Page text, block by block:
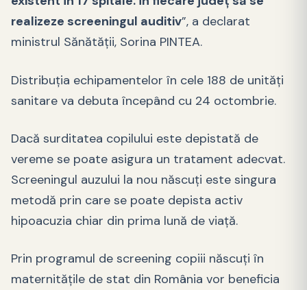
realizeze screeningul auditiv”, a declarat
ministrul Sănătății, Sorina PINTEA.
Distribuția echipamentelor în cele 188 de unități
sanitare va debuta începând cu 24 octombrie.
Dacă surditatea copilului este depistată de
vereme se poate asigura un tratament adecvat.
Screeningul auzului la nou născuți este singura
metodă prin care se poate depista activ
hipoacuzia chiar din prima lună de viață.
Prin programul de screening copiii născuți în
maternitățile de stat din România vor beneficia